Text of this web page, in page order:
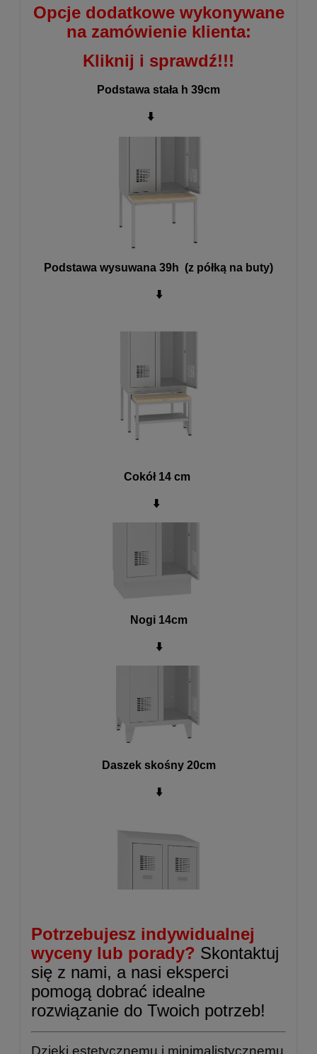
Opcje dodatkowe wykonywane
na zamówienie klienta:
Kliknij i sprawdź!!!
Podstawa stała h 39cm
⬇️
Podstawa wysuwana 39h (z półką na buty)
⬇️
Cokół 14 cm
⬇️
Nogi 14cm
⬇️
Daszek skośny 20cm
⬇️
Potrzebujesz indywidualnej
wyceny lub porady? Skontaktuj
się z nami, a nasi eksperci
pomogą dobrać idealne
rozwiązanie do Twoich potrzeb!